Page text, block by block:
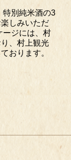
特別純米酒の3
しみいただ
ージには、村
、村上観光
おります。